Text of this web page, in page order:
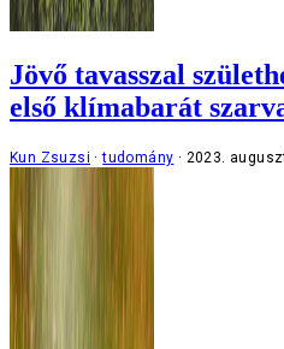
Jövő tavasszal
első klímabarát
Kun Zsuzsi tudomány 2023.